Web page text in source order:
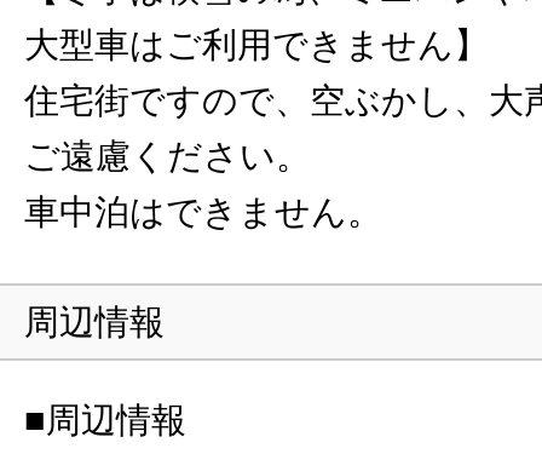
大型車はご利用できません】
住宅街ですので、空ぶかし、大
ご遠慮ください。
車中泊はできません。
周辺情報
■周辺情報